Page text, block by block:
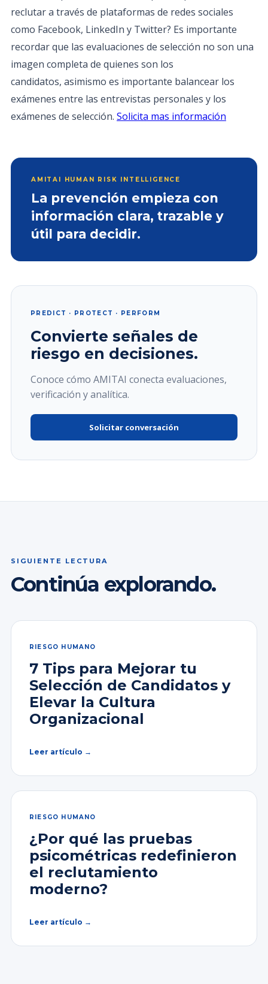
reclutar a través de plataformas de redes sociales
como Facebook, LinkedIn y Twitter? Es importante
recordar que las evaluaciones de selección no son una
imagen completa de quienes son los
candidatos, asimismo es importante balancear los
exámenes entre las entrevistas personales y los
exámenes de selección. Solicita mas información
AMITAI HUMAN RISK INTELLIGENCE
La prevención empieza con
información clara, trazable y
útil para decidir.
PREDICT · PROTECT · PERFORM
Convierte señales de
riesgo en decisiones.
Conoce cómo AMITAI conecta evaluaciones,
verificación y analítica.
Solicitar conversación
SIGUIENTE LECTURA
Continúa explorando.
RIESGO HUMANO
7 Tips para Mejorar tu
Selección de Candidatos y
Elevar la Cultura
Organizacional
Leer artículo →
RIESGO HUMANO
¿Por qué las pruebas
psicométricas redefinieron
el reclutamiento
moderno?
Leer artículo →